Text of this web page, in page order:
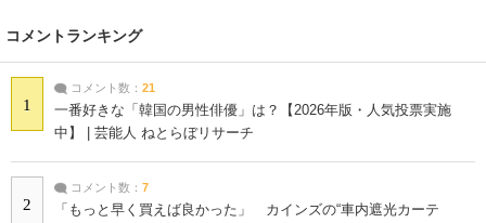
コメントランキング
1
コメント数： 21
一番好きな「韓国の男性俳優」は？【2026年版・人気投票実施
中】 | 芸能人 ねとらぼリサーチ
2
コメント数： 7
「もっと早く買えば良かった」 カインズの“車内遮光カーテ